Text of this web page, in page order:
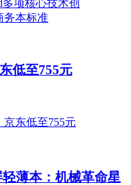
低至755元
薄本：机械革命星